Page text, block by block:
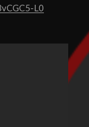
L0